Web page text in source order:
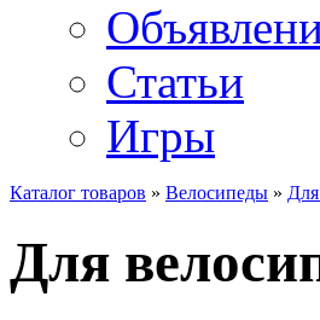
Статьи
Игры
Каталог товаров » Велосипеды »
Для